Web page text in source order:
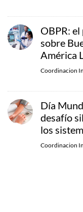
OBPR:
sobre
América
Coordinacion
Día
desafío
los
Coordinacion